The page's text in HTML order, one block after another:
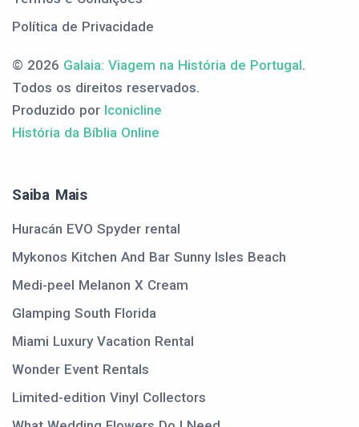
Política de Privacidade
© 2026 Galaia: Viagem na História de Portugal.
Todos os direitos reservados.
Produzido por Iconicline
História da Bíblia Online
Saiba Mais
Huracán EVO Spyder rental
Mykonos Kitchen And Bar Sunny Isles Beach
Medi-peel Melanon X Cream
Glamping South Florida
Miami Luxury Vacation Rental
Wonder Event Rentals
Limited-edition Vinyl Collectors